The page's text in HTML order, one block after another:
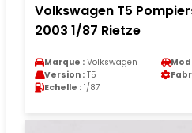
Volkswagen T5
2003 1/87 Rietze
Marque : Volkswagen
Version : T5
Echelle : 1/87